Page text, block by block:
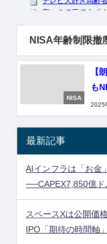
NISA年齢制限撤
NISA
【
も
2025
最新記事
AIインフラは「お金
──CAPEX7,850億ド
スペースXは公開価
IPO「期待の時間軸